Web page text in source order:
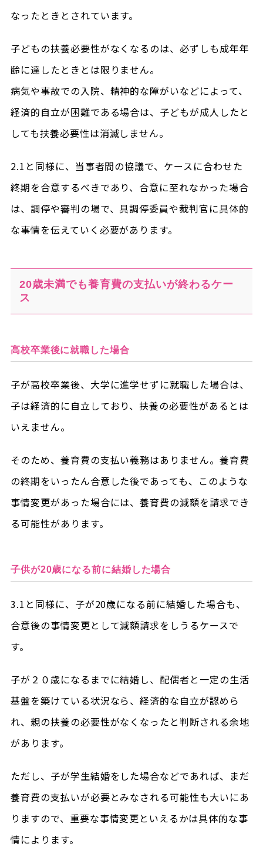
なったときとされています。
子どもの扶養必要性がなくなるのは、必ずしも成年年
齢に達したときとは限りません。
病気や事故での入院、精神的な障がいなどによって、
経済的自立が困難である場合は、子どもが成人したと
しても扶養必要性は消滅しません。
2.1と同様に、当事者間の協議で、ケースに合わせた
終期を合意するべきであり、合意に至れなかった場合
は、調停や審判の場で、具調停委員や裁判官に具体的
な事情を伝えていく必要があります。
20歳未満でも養育費の支払いが終わるケー
ス
高校卒業後に就職した場合
子が高校卒業後、大学に進学せずに就職した場合は、
子は経済的に自立しており、扶養の必要性があるとは
いえません。
そのため、養育費の支払い義務はありません。養育費
の終期をいったん合意した後であっても、このような
事情変更があった場合には、養育費の減額を請求でき
る可能性があります。
子供が20歳になる前に結婚した場合
3.1と同様に、子が20歳になる前に結婚した場合も、
合意後の事情変更として減額請求をしうるケースで
す。
子が２０歳になるまでに結婚し、配偶者と一定の生活
基盤を築けている状況なら、経済的な自立が認めら
れ、親の扶養の必要性がなくなったと判断される余地
があります。
ただし、子が学生結婚をした場合などであれば、まだ
養育費の支払いが必要とみなされる可能性も大いにあ
りますので、重要な事情変更といえるかは具体的な事
情によります。